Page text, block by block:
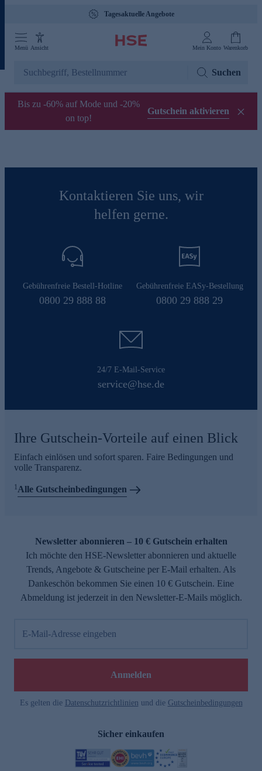
Tagesaktuelle Angebote
Menü Ansicht Mein Konto Warenkorb
Suchen
Bis zu -60% auf Mode und -20%
on top!
Gutschein aktivieren
Kontaktieren Sie uns, wir
helfen gerne.
Gebührenfreie Bestell-Hotline
0800 29 888 88
Gebührenfreie EASy-Bestellung
0800 29 888 29
24/7 E-Mail-Service
service@hse.de
Ihre Gutschein-Vorteile auf einen Blick
Einfach einlösen und sofort sparen. Faire Bedingungen und
volle Transparenz.
1Alle Gutscheinbedingungen
Newsletter abonnieren – 10 € Gutschein erhalten
Ich möchte den HSE-Newsletter abonnieren und aktuelle
Trends, Angebote & Gutscheine per E-Mail erhalten. Als
Dankeschön bekommen Sie einen 10 € Gutschein. Eine
Abmeldung ist jederzeit in den Newsletter-E-Mails möglich.
E-Mail-Adresse eingeben
Anmelden
Es gelten die Datenschutzrichtlinien und die Gutscheinbedingungen
Sicher einkaufen